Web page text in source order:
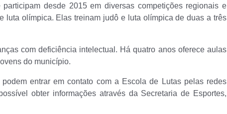
desde 2015 em diversas competições regionais e
luta olímpica. Elas treinam judô e luta olímpica de duas a três
com deficiência intelectual. Há quatro anos oferece aulas
do município.
entrar em contato com a Escola de Lutas pelas redes
obter informações através da Secretaria de Esportes,